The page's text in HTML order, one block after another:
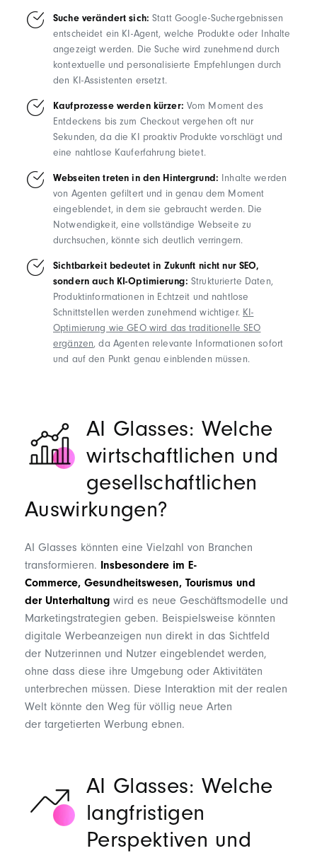
Suche verändert sich: Statt Google-Suchergebnissen
entscheidet ein KI-Agent, welche Produkte oder Inhalte
angezeigt werden. Die Suche wird zunehmend durch
kontextuelle und personalisierte Empfehlungen durch
den KI-Assistenten ersetzt.
Kaufprozesse werden kürzer: Vom Moment des
Entdeckens bis zum Checkout vergehen oft nur
Sekunden, da die KI proaktiv Produkte vorschlägt und
eine nahtlose Kauferfahrung bietet.
Webseiten treten in den Hintergrund: Inhalte werden
von Agenten gefiltert und in genau dem Moment
eingeblendet, in dem sie gebraucht werden. Die
Notwendigkeit, eine vollständige Webseite zu
durchsuchen, könnte sich deutlich verringern.
Sichtbarkeit bedeutet in Zukunft nicht nur SEO,
sondern auch KI-Optimierung: Strukturierte Daten,
Produktinformationen in Echtzeit und nahtlose
Schnittstellen werden zunehmend wichtiger.KI-
Optimierung wie GEO wird das traditionelle SEO
ergänzen, da Agenten relevante Informationen sofort
und auf den Punkt genau einblenden müssen.
AI Glasses: Welche
wirtschaftlichen und
gesellschaftlichen
Auswirkungen?
AI Glasses könnten eine Vielzahl von Branchen
transformieren. Insbesondere im E-
Commerce, Gesundheitswesen, Tourismus und
der Unterhaltung wird es neue Geschäftsmodelle und
Marketingstrategien geben. Beispielsweise könnten
digitale Werbeanzeigen nun direkt in das Sichtfeld
der Nutzerinnen und Nutzer eingeblendet werden,
ohne dass diese ihre Umgebung oder Aktivitäten
unterbrechen müssen. Diese Interaktion mit der realen
Welt könnte den Weg für völlig neue Arten
der targetierten Werbung ebnen.
AI Glasses: Welche
langfristigen
Perspektiven und